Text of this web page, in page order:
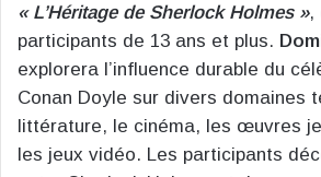
« L’Héritage de Sherlock Holmes »,
participants de 13 ans et plus.
explorera l’influence durable du
Conan Doyle sur divers domaines
littérature, le cinéma, les œuvres
les jeux vidéo. Les participants